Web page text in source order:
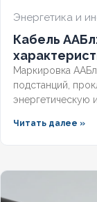
КОЛИЧЕСТВО
Энергетика и
Кабель
Маркировка
подстанций,
энергетическую
какие сечения
Читать далее »